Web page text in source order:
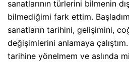
sanatlarının türlerini bilmenin
bilmediğimi fark ettim.
sanatların tarihini, gelişimini,
değişimlerini anlamaya
tarihine yönelmem ve aslında